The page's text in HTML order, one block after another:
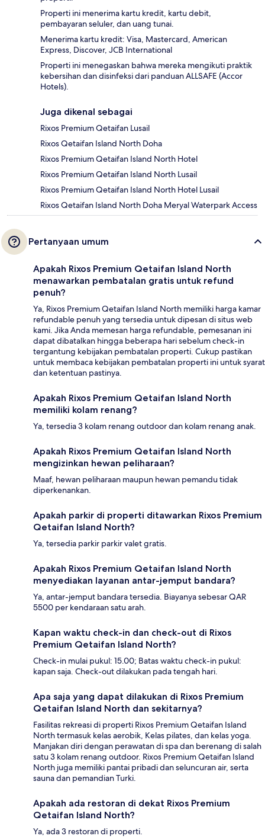
Properti ini menerima kartu kredit, kartu debit,
pembayaran seluler, dan uang tunai.
Menerima kartu kredit: Visa, Mastercard, American
Express, Discover, JCB International
Properti ini menegaskan bahwa mereka mengikuti praktik
kebersihan dan disinfeksi dari panduan ALLSAFE (Accor
Hotels).
Juga dikenal sebagai
Rixos Premium Qetaifan Lusail
Rixos Qetaifan Island North Doha
Rixos Premium Qetaifan Island North Hotel
Rixos Premium Qetaifan Island North Lusail
Rixos Premium Qetaifan Island North Hotel Lusail
Rixos Qetaifan Island North Doha Meryal Waterpark Access
Pertanyaan umum
Apakah Rixos Premium Qetaifan Island North
menawarkan pembatalan gratis untuk refund
penuh?
Ya, Rixos Premium Qetaifan Island North memiliki harga kamar
refundable penuh yang tersedia untuk dipesan di situs web
kami. Jika Anda memesan harga refundable, pemesanan ini
dapat dibatalkan hingga beberapa hari sebelum check-in
tergantung kebijakan pembatalan properti. Cukup pastikan
untuk membaca kebijakan pembatalan properti ini untuk syarat
dan ketentuan pastinya.
Apakah Rixos Premium Qetaifan Island North
memiliki kolam renang?
Ya, tersedia 3 kolam renang outdoor dan kolam renang anak.
Apakah Rixos Premium Qetaifan Island North
mengizinkan hewan peliharaan?
Maaf, hewan peliharaan maupun hewan pemandu tidak
diperkenankan.
Apakah parkir di properti ditawarkan Rixos Premium
Qetaifan Island North?
Ya, tersedia parkir parkir valet gratis.
Apakah Rixos Premium Qetaifan Island North
menyediakan layanan antar-jemput bandara?
Ya, antar-jemput bandara tersedia. Biayanya sebesar QAR
5500 per kendaraan satu arah.
Kapan waktu check-in dan check-out di Rixos
Premium Qetaifan Island North?
Check-in mulai pukul: 15.00; Batas waktu check-in pukul:
kapan saja. Check-out dilakukan pada tengah hari.
Apa saja yang dapat dilakukan di Rixos Premium
Qetaifan Island North dan sekitarnya?
Fasilitas rekreasi di properti Rixos Premium Qetaifan Island
North termasuk kelas aerobik, Kelas pilates, dan kelas yoga.
Manjakan diri dengan perawatan di spa dan berenang di salah
satu 3 kolam renang outdoor. Rixos Premium Qetaifan Island
North juga memiliki pantai pribadi dan seluncuran air, serta
sauna dan pemandian Turki.
Apakah ada restoran di dekat Rixos Premium
Qetaifan Island North?
Ya, ada 3 restoran di properti.